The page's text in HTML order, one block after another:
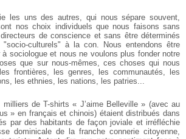
les uns des autres, qui nous sépare souvent,
nos choix individuels que nous faisons sans
directeurs de conscience et sans être déterminés
"socio-culturels" à la con. Nous entendons être
à sociologue et nous ne voulons plus fonder notre
que sur nous-mêmes, ces choses qui nous
frontières, les genres, les communautés, les
les ethnies, les nations, les patries...
milliers de T-shirts « J’aime Belleville » (avec au
» en français et chinois) étaient distribués dans
par des habitants de façon joviale et irréfléchie
dominicale de la franche connerie citoyenne,